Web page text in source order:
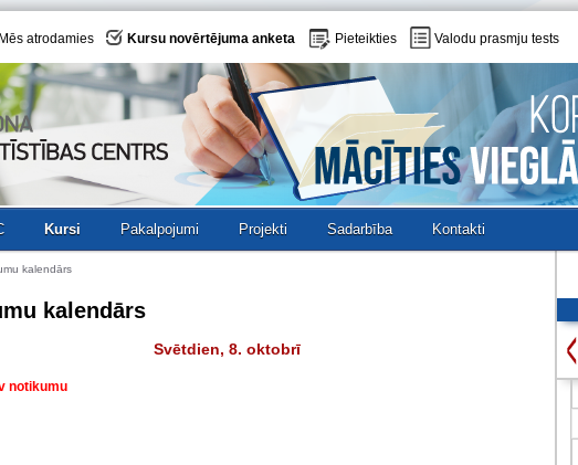
Mēs atrodamies Kursu novērtējuma anketa Pieteikties Valodu prasmju tests
Kursi Pakalpojumi Projekti Sadarbība Kontakti
kalendārs
kalendārs
Svētdien, 8. oktobrī
notikumu